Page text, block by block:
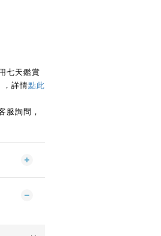
七天鑑賞
詳情點此
服詢問，